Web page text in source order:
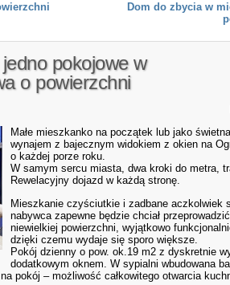
Dom do zbycia w
pokojowe w
o powierzchni
Małe mieszkanko na początek lub jako
wynajem z bajecznym widokiem z okien na
o każdej porze roku.
W samym sercu miasta, dwa kroki do metra,
Rewelacyjny dojazd w każdą stronę.
Mieszkanie czyściutkie i zadbane aczkolwiek
nabywca zapewne będzie chciał
niewielkiej powierzchni, wyjątkowo
dzięki czemu wydaje się sporo większe.
Pokój dzienny o pow. ok.19 m2 z dyskretnie
dodatkowym oknem. W sypialni wbudowana
pokój – możliwość całkowitego otwarcia